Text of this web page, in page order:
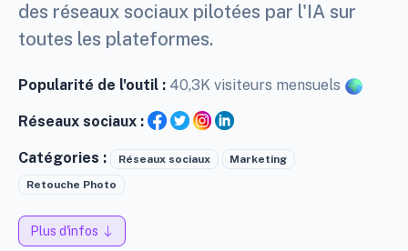
des réseaux sociaux pilotées par l'IA sur
toutes les plateformes.
Popularité de l'outil : 40,3K visiteurs mensuels
Réseaux sociaux :
Catégories : Réseaux sociaux Marketing
Retouche Photo
Plus d'infos